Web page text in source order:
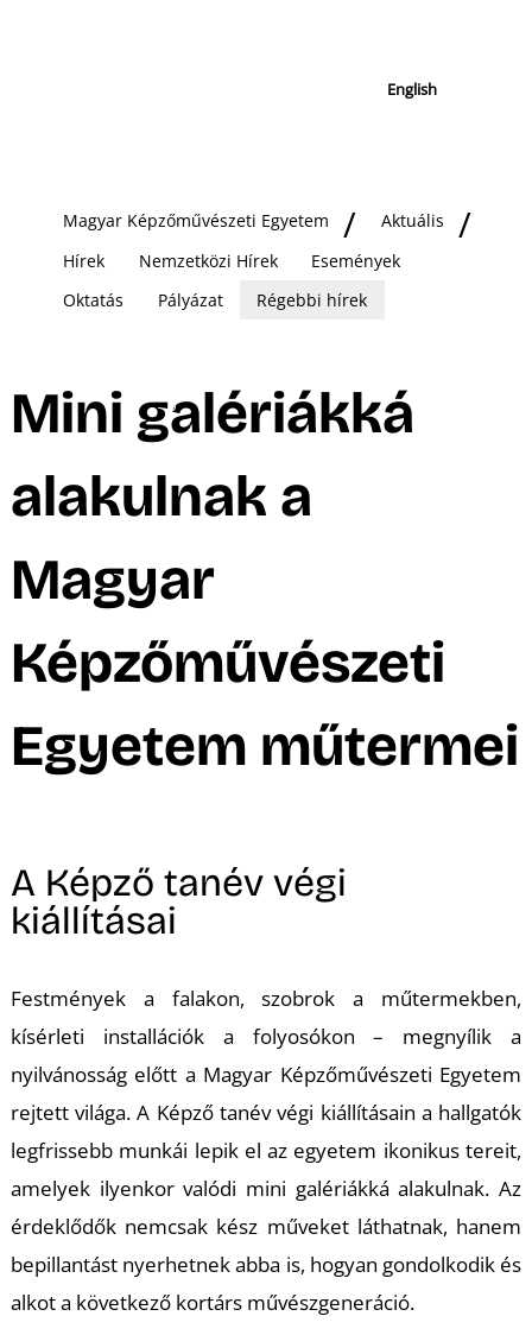
English
Magyar Képzőművészeti Egyetem
Aktuális
Hírek
Nemzetközi Hírek
Események
Oktatás
Pályázat Régebbi hírek
Mini galériákká
alakulnak a
Magyar
Képzőművészeti
Egyetem műtermei
A Képző tanév végi
kiállításai
Festmények a falakon, szobrok a műtermekben,
kísérleti installációk a folyosókon – megnyílik a
nyilvánosság előtt a Magyar Képzőművészeti Egyetem
rejtett világa. A Képző tanév végi kiállításain a hallgatók
legfrissebb munkái lepik el az egyetem ikonikus tereit,
amelyek ilyenkor valódi mini galériákká alakulnak. Az
érdeklődők nemcsak kész műveket láthatnak, hanem
bepillantást nyerhetnek abba is, hogyan gondolkodik és
alkot a következő kortárs művészgeneráció.